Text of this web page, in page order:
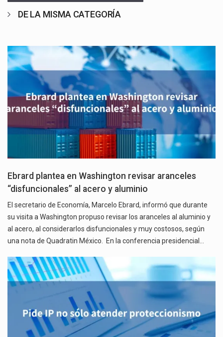
DE LA MISMA CATEGORÍA
Ebrard plantea en Washington revisar aranceles
“disfuncionales” al acero y aluminio
El secretario de Economía, Marcelo Ebrard, informó que durante
su visita a Washington propuso revisar los aranceles al aluminio y
al acero, al considerarlos disfuncionales y muy costosos, según
una nota de Quadratin México. En la conferencia presidencial…